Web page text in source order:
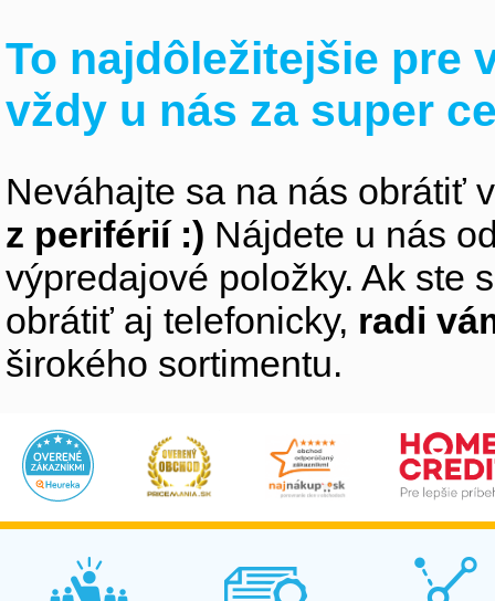
To najdôležitejšie pre
vždy u nás za super
Neváhajte sa na nás obrátiť
z periférií :) Nájdete u nás
výpredajové položky. Ak ste
obrátiť aj telefonicky, radi
širokého sortimentu.